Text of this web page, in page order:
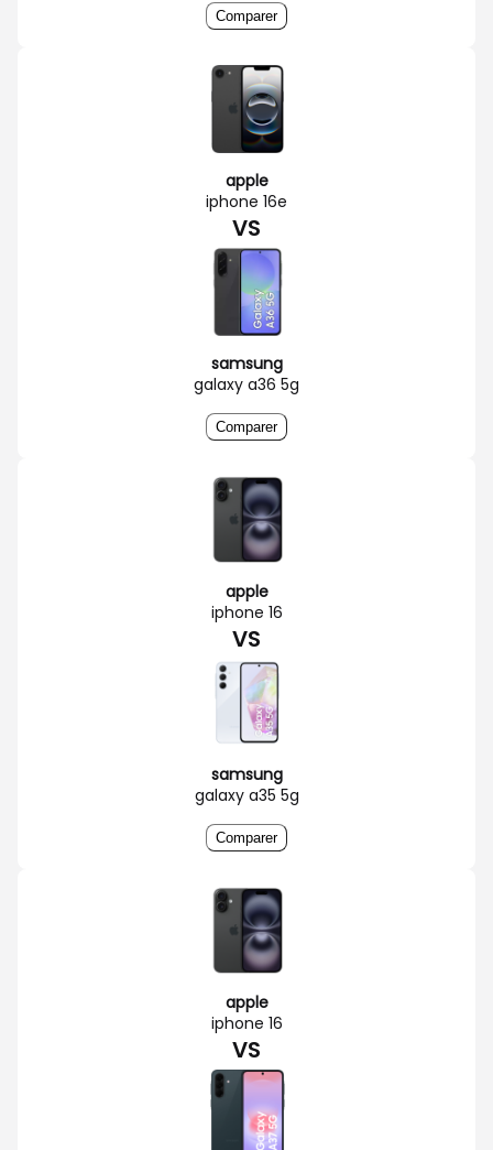
Comparer
apple
iphone 16e
VS
samsung
galaxy a36 5g
Comparer
apple
iphone 16
VS
samsung
galaxy a35 5g
Comparer
apple
iphone 16
VS